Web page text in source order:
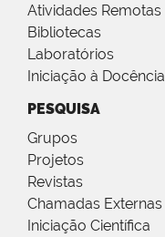
Atividades Remotas
Bibliotecas
Laboratórios
Iniciação à Docência
PESQUISA
Grupos
Projetos
Revistas
Chamadas Externas
Iniciação Científica